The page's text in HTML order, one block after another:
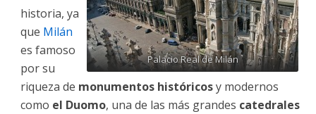
Palacio Real de Milán
historia, ya
que Milán
es famoso
por su
riqueza de monumentos históricosy modernos
como el Duomo, una de las más grandes catedrales